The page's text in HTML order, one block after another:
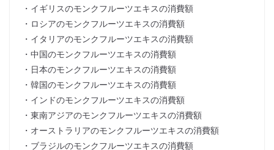
・イギリスのモンクフルーツエキスの消費額
・ロシアのモンクフルーツエキスの消費額
・イタリアのモンクフルーツエキスの消費額
・中国のモンクフルーツエキスの消費額
・日本のモンクフルーツエキスの消費額
・韓国のモンクフルーツエキスの消費額
・インドのモンクフルーツエキスの消費額
・東南アジアのモンクフルーツエキスの消費額
・オーストラリアのモンクフルーツエキスの消費額
・ブラジルのモンクフルーツエキスの消費額